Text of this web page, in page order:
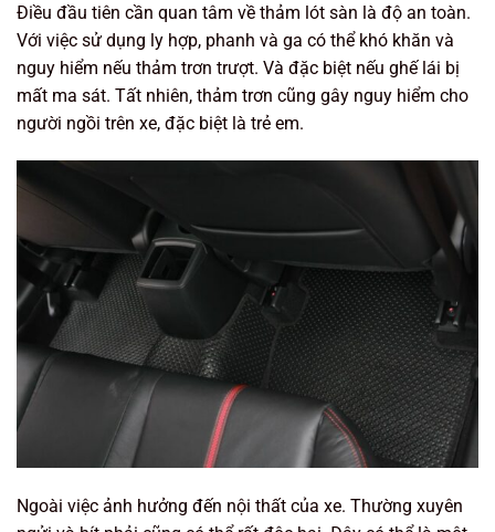
Điều đầu tiên cần quan tâm về thảm lót sàn là độ an toàn.
Với việc sử dụng ly hợp, phanh và ga có thể khó khăn và
nguy hiểm nếu thảm trơn trượt. Và đặc biệt nếu ghế lái bị
mất ma sát. Tất nhiên, thảm trơn cũng gây nguy hiểm cho
người ngồi trên xe, đặc biệt là trẻ em.
Ngoài việc ảnh hưởng đến nội thất của xe. Thường xuyên